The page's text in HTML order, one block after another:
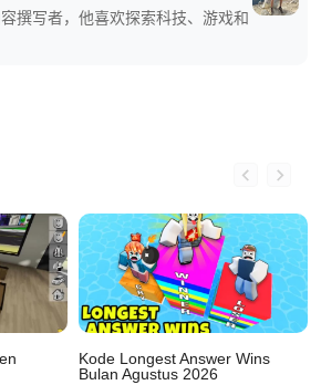
撰写者，他喜欢探索科技、游戏和
Kode Longest Answer Wins
Bulan Agustus 2026